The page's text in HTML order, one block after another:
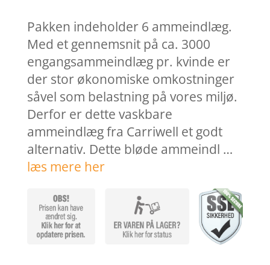
pris
var:
130,00 kr..
pris
er:
Pakken indeholder 6 ammeindlæg.
Med et gennemsnit på ca. 3000
engangsammeindlæg pr. kvinde er
der stor økonomiske omkostninger
såvel som belastning på vores miljø.
Derfor er dette vaskbare
ammeindlæg fra Carriwell et godt
alternativ. Dette bløde ammeindl …
læs mere her